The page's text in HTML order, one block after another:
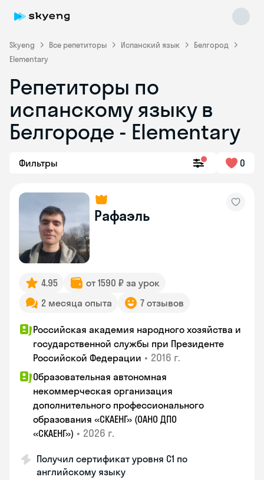
Skyeng Все репетиторы Испанский язык
Белгород
Elementary
Репетиторы по
испанскому языку в
Белгороде - Elementary
Фильтры 0
Рафаэль
4.95
от 1590 ₽ за урок
2 месяца опыта
7 отзывов
Российская академия народного хозяйства и
государственной службы при Президенте
Российской Федерации • 2016 г.
Образовательная автономная
некоммерческая организация
дополнительного профессионального
образования «СКАЕНГ» (ОАНО ДПО
«СКАЕНГ») • 2026 г.
Получил сертификат уровня С1 по
английскому языку
online